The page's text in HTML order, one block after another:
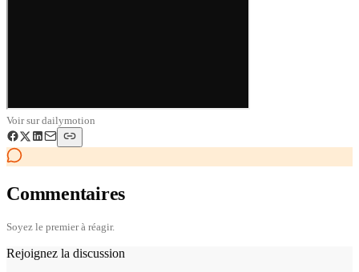
Voir surdailymotion
Commentaires
Soyez le premier à réagir.
Rejoignez la discussion